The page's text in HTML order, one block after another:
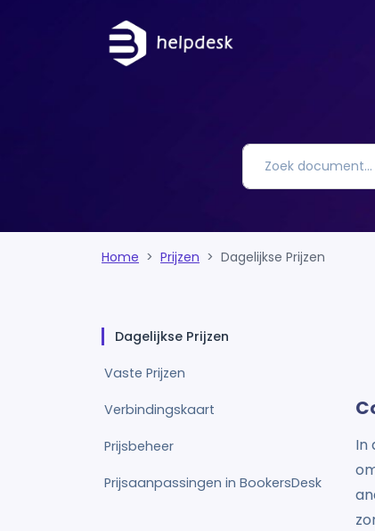
Home Prijzen Dagelijkse Prijzen
In
Dagelijkse Prijzen
Vaste Prijzen
Verbindingskaart
Prijsbeheer
Prijsaanpassingen in BookersDesk